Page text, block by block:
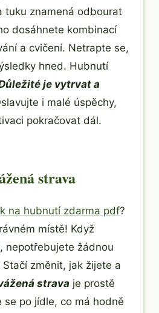
tuku znamená odbourat
dosáhnete kombinací
a cvičení. Netrapte se,
hned. Hubnutí
je vytrvat a
i malé úspěchy,
pokračovat dál.
strava
na hubnutí zdarma pdf?
místě! Když
nepotřebujete žádnou
změnit, jak žijete a
strava je prostě
se po jídle, co má hodně